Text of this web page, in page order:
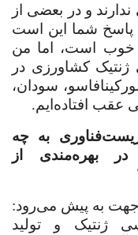
و در بعضی از
پاسخ شما این است
است، اما من
کشاورزی در
سودان،
عقب افتاده‌ایم.
به چه
بهره‌مندی از
جهت به پیش می‌رود:
ژنتیک و تولید